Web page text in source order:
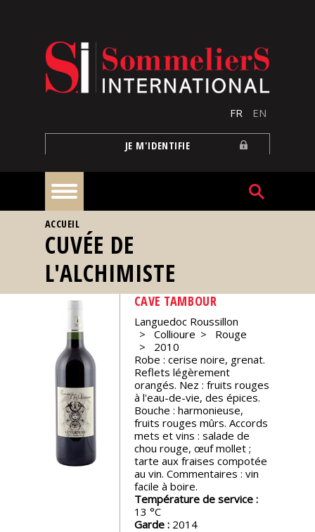
FR EN
JE M'IDENTIFIE
À
une
Reportages
Nos
événements
Spiritueux
Notes
de
dégustation
VOUS ÊTES ICI
ACCUEIL
CUVÉE DE
L'ALCHIMISTE
CAVE TAMBOUR
Languedoc Roussillon
Collioure
Rouge
2010
Robe : cerise noire, grenat.
Reflets légèrement
orangés. Nez : fruits rouges
à l'eau-de-vie, des épices.
Bouche : harmonieuse,
fruits rouges mûrs. Accords
mets et vins : salade de
chou rouge, œuf mollet ;
tarte aux fraises compotée
au vin. Commentaires : vin
facile à boire.
Température de service :
13
Garde : 2014